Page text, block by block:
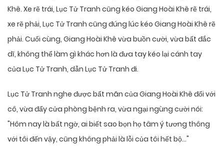
Khê. Xe rẽ trái, Lục Tử Tranh cũng kéo Giang Hoài Khê rẽ trái,
xe rẽ phải, Lục Tử Tranh cũng đúng lúc kéo Giang Hoài Khê rẽ
phải. Cuối cùng, Giang Hoài Khê vừa buồn cười, vừa bất đắc
dĩ, không thể làm gì khác hơn là đưa tay kéo lại cánh tay
của Lục Tử Tranh, dẫn Lục Tử Tranh đi.
Lục Tử Tranh nghe được bất mãn của Giang Hoài Khê đối với
cô, vừa đẩy cửa phòng bệnh ra, vừa ngại ngùng cười nói:
"Hôm nay là bất ngờ, ai biết sao bọn họ tâm ý tương thông
với tôi đến vậy, cũng không phải là lỗi của tôi hết bộ…"